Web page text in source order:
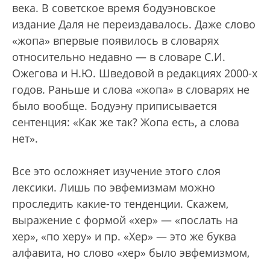
века. В советское время бодуэновское
издание Даля не переиздавалось. Даже слово
«жопа» впервые появилось в словарях
относительно недавно — в словаре С.И.
Ожегова и Н.Ю. Шведовой в редакциях 2000-х
годов. Раньше и слова «жопа» в словарях не
было вообще. Бодуэну приписывается
сентенция: «Как же так? Жопа есть, а слова
нет».
Все это осложняет изучение этого слоя
лексики. Лишь по эвфемизмам можно
проследить какие-то тенденции. Скажем,
выражение с формой «хер» — «послать на
хер», «по херу» и пр. «Хер» — это же буква
алфавита, но слово «хер» было эвфемизмом,